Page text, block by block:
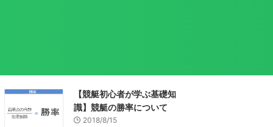
【競艇初心者が学ぶ基礎知
識】競艇の勝率について
2018/8/15